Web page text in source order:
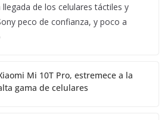
de los celulares táctiles y
peco de confianza, y poco a
Mi 10T Pro, estremece a la
gama de celulares